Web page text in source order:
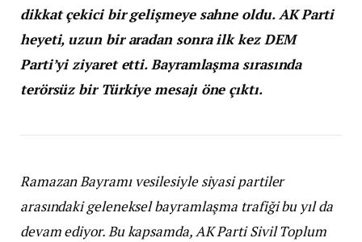
dikkat çekici bir gelişmeye sahne oldu. AK Parti
heyeti, uzun bir aradan sonra ilk kez DEM
Parti’yi ziyaret etti. Bayramlaşma sırasında
terörsüz bir Türkiye mesajı öne çıktı.
Ramazan Bayramı vesilesiyle siyasi partiler
arasındaki geleneksel bayramlaşma trafiği bu yıl da
devam ediyor. Bu kapsamda, AK Parti Sivil Toplum